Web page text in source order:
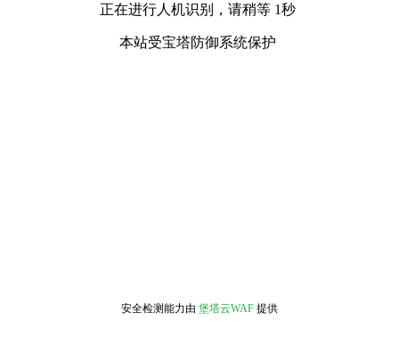
正在进行人机识别，请稍等 1秒
本站受宝塔防御系统保护
安全检测能力由 堡塔云WAF 提供